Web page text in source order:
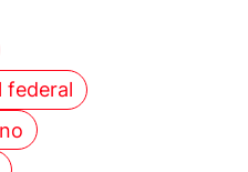
federal